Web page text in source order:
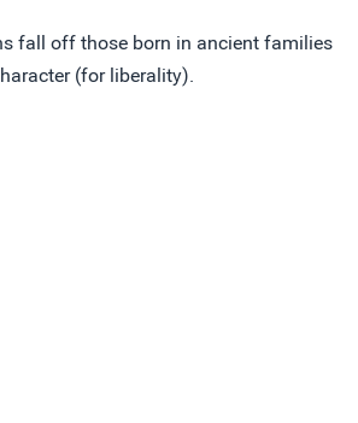
fall off those born in ancient families
(for liberality).